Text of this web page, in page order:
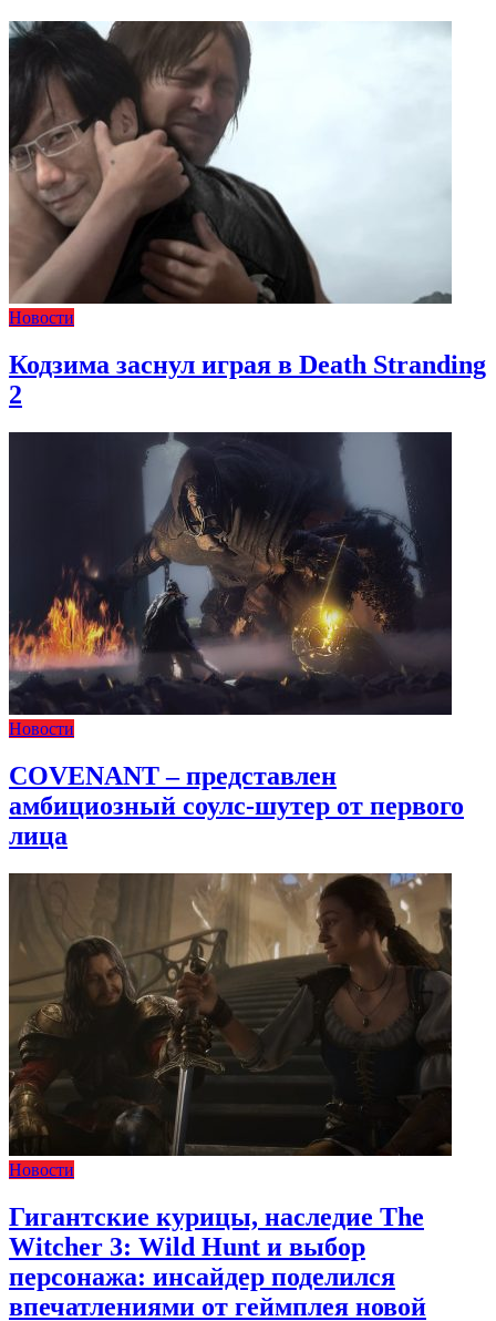
Новости
Кодзима заснул играя в Death Stranding
2
Новости
COVENANT – представлен
амбициозный соулс-шутер от первого
лица
Новости
Гигантские курицы, наследие The
Witcher 3: Wild Hunt и выбор
персонажа: инсайдер поделился
впечатлениями от геймплея новой